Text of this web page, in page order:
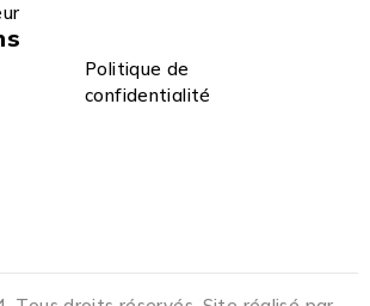
Politique de
confidentialité